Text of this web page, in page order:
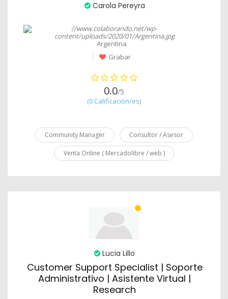
Carola Pereyra
Argentina
Grabar
0.0/5
(0 Calificación/es)
Community Manager Consultor / Asesor
Venta Online ( Mercadolibre / web )
Lucia Lillo
Customer Support Specialist | Soporte
Administrativo | Asistente Virtual |
Research